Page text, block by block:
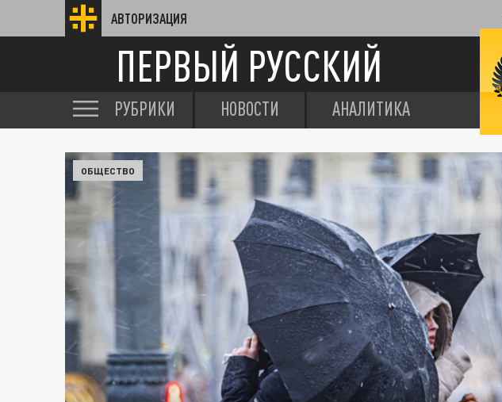
АВТОРИЗАЦИЯ
ПЕРВЫЙ РУССКИЙ
РУБРИКИ НОВОСТИ АНАЛИТИКА
ОБЩЕСТВО